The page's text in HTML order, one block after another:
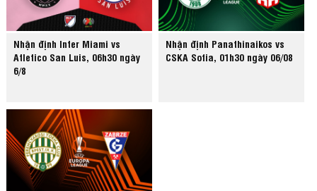
Nhận định Inter Miami vs
Atletico San Luis, 06h30 ngày
6/8
Nhận định Panathinaikos vs
CSKA Sofia, 01h30 ngày 06/08